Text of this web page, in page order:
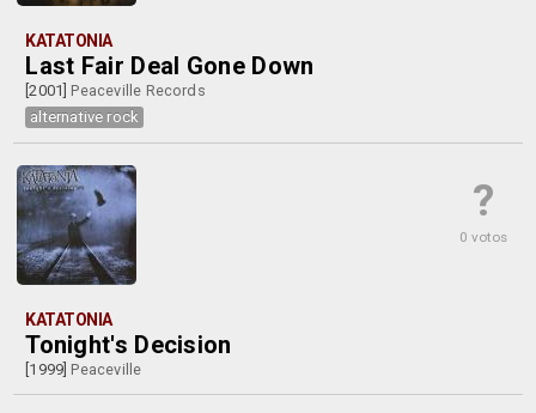
KATATONIA
Last Fair Deal Gone Down
[2001] Peaceville Records
alternative rock
?
0 votos
KATATONIA
Tonight's Decision
[1999] Peaceville